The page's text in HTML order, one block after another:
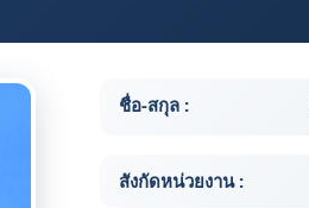
ชื่อ-สกุล :
สังกัดหน่วยงาน :